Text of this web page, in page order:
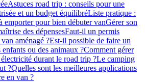
Astuces road trip : conseils pour une
et un budget équilibréListe pratique :
emporter pour bien débuter vanGérer son
des dépensesFaut-il un permis
aménagé ?Est-il possible de faire un
ou des animaux ?Comment gérer
durant le road trip ?Le camping
?Quelles sont les meilleures applications
en van ?